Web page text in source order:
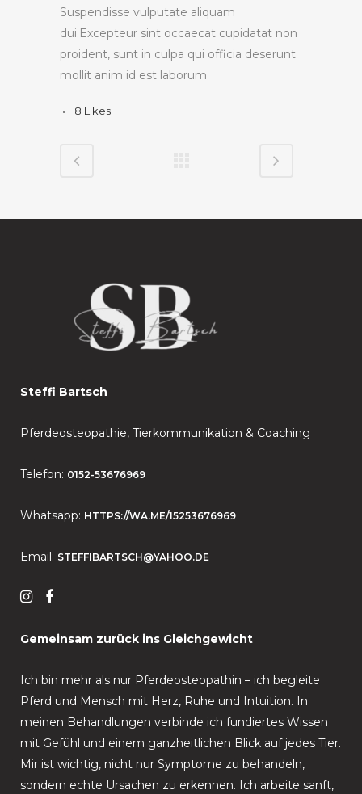
Suspendisse vulputate aliquam
dui.Excepteur sint occaecat cupidatat non
proident, sunt in culpa qui officia deserunt
mollit anim id est laborum
8 Likes
Steffi Bartsch
Pferdeosteopathie, Tierkommunikation & Coaching
Telefon: 0152-53676969
Whatsapp: HTTPS://WA.ME/15253676969
Email: STEFFIBARTSCH@YAHOO.DE
Gemeinsam zurück ins Gleichgewicht
Ich bin mehr als nur Pferdeosteopathin – ich begleite
Pferd und Mensch mit Herz, Ruhe und Intuition. In
meinen Behandlungen verbinde ich fundiertes Wissen
mit Gefühl und einem ganzheitlichen Blick auf jedes Tier.
Mir ist wichtig, nicht nur Symptome zu behandeln,
sondern echte Ursachen zu erkennen. Ich arbeite sanft,